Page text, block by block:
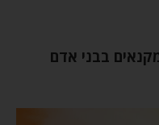
בבני אדם